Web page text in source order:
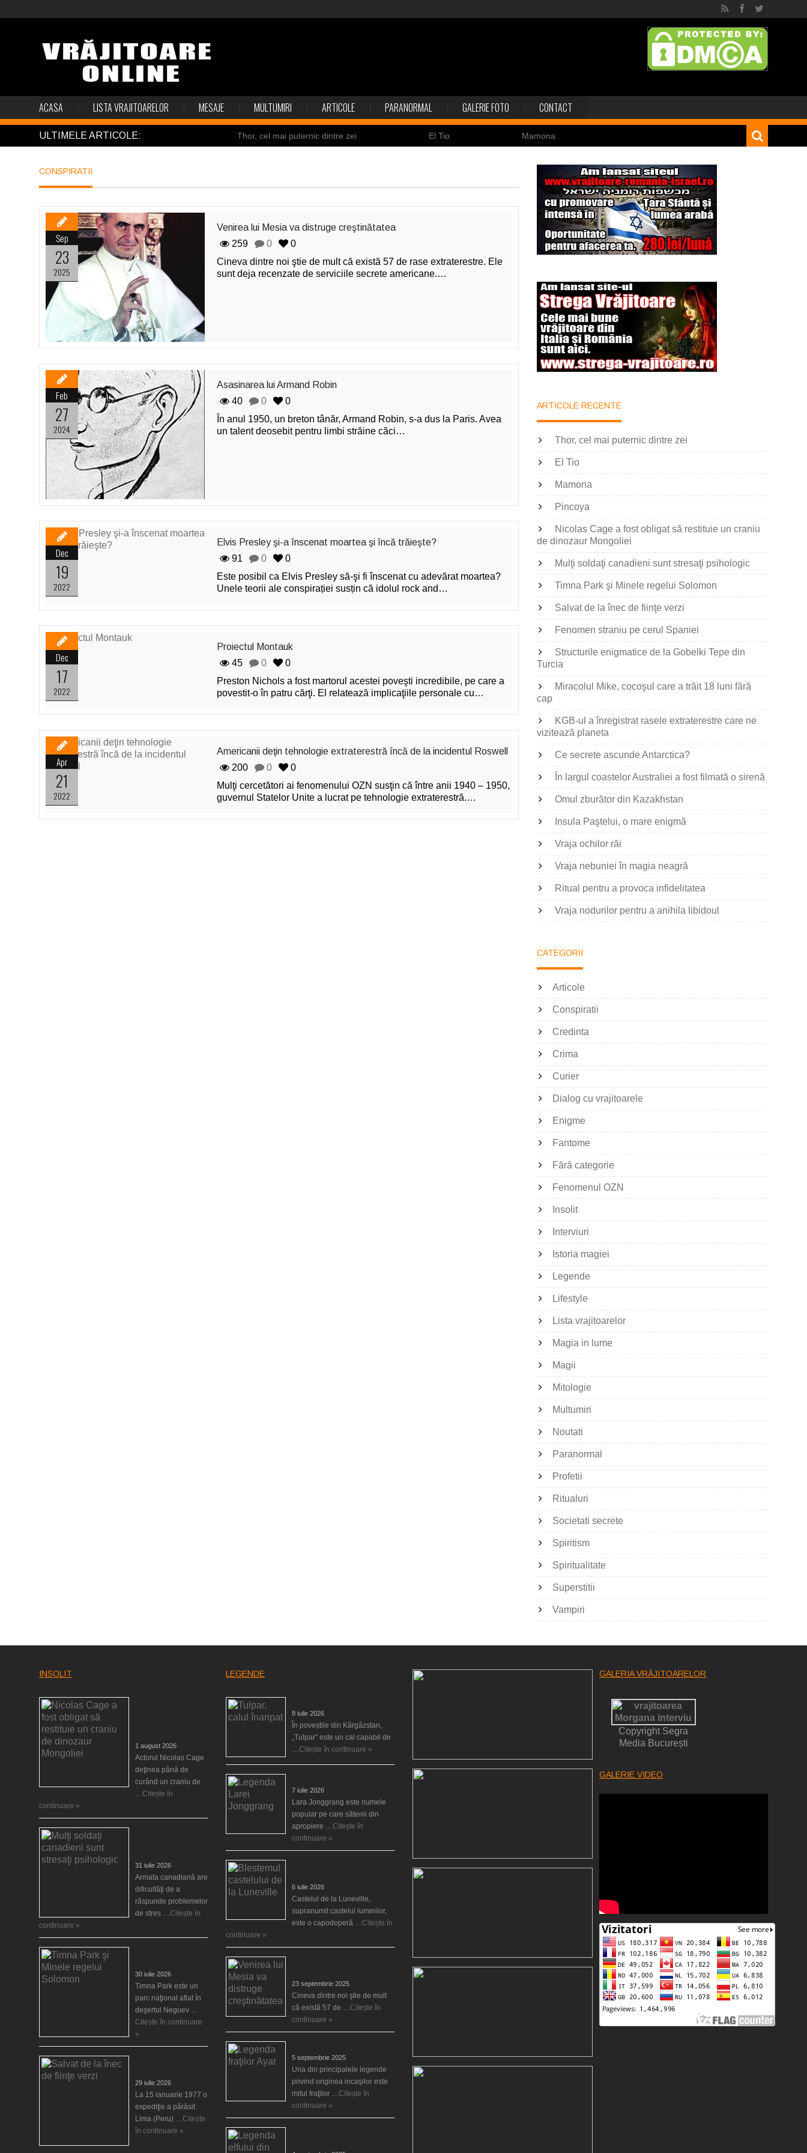
ACASA LISTA VRAJITOARELOR MESAJE MULTUMIRI ARTICOLE PARANORMAL GALERIE FOTO CONTACT
ULTIMELE ARTICOLE: Thor, cel mai puternic dintre zei El Tio Mamona
Timna Park şi Minele regelui Solomon
Fenomen straniu pe cerul Spaniei
Structurile enigmatice de la Gobelki Tepe din Turcia
CONSPIRATII
Sep
23
2025
Venirea lui Mesia va distruge creştinătatea
259
0
0
Cineva dintre noi ştie de mult că există 57 de rase extraterestre. Ele
sunt deja recenzate de serviciile secrete americane.…
Feb
27
2024
Asasinarea lui Armand Robin
40
0
0
În anul 1950, un breton tânăr, Armand Robin, s-a dus la Paris. Avea
un talent deosebit pentru limbi străine căci…
Dec
19
2022
Elvis Presley şi-a înscenat moartea şi încă trăieşte?
91
0
0
Este posibil ca Elvis Presley să-şi fi înscenat cu adevărat moartea?
Unele teorii ale conspirației susțin că idolul rock and…
Dec
17
2022
Proiectul Montauk
45
0
0
Preston Nichols a fost martorul acestei poveşti incredibile, pe care a
povestit-o în patru cărţi. El relatează implicaţiile personale cu…
Apr
21
2022
Americanii deţin tehnologie extraterestră încă de la incidentul Roswell
200
0
0
Mulţi cercetători ai fenomenului OZN susţin că între anii 1940 – 1950,
guvernul Statelor Unite a lucrat pe tehnologie extraterestră.…
ARTICOLE RECENTE
Thor, cel mai puternic dintre zei
El Tio
Mamona
Pincoya
Nicolas Cage a fost obligat să restituie un craniu
de dinozaur Mongoliei
Mulţi soldaţi canadieni sunt stresaţi psihologic
Timna Park şi Minele regelui Solomon
Salvat de la înec de fiinţe verzi
Fenomen straniu pe cerul Spaniei
Structurile enigmatice de la Gobelki Tepe din
Turcia
Miracolul Mike, cocoşul care a trăit 18 luni fără
cap
KGB-ul a înregistrat rasele extraterestre care ne
vizitează planeta
Ce secrete ascunde Antarctica?
În largul coastelor Australiei a fost filmată o sirenă
Omul zburător din Kazakhstan
Insula Paştelui, o mare enigmă
Vraja ochilor răi
Vraja nebuniei în magia neagră
Ritual pentru a provoca infidelitatea
Vraja nodurilor pentru a anihila libidoul
CATEGORII
Articole
Conspiratii
Credinta
Crima
Curier
Dialog cu vrajitoarele
Enigme
Fantome
Fără categorie
Fenomenul OZN
Insolit
Interviuri
Istoria magiei
Legende
Lifestyle
Lista vrajitoarelor
Magia in lume
Magii
Mitologie
Multumiri
Noutati
Paranormal
Profetii
Ritualuri
Societati secrete
Spiritism
Spiritualitate
Superstitii
Vampiri
INSOLIT
1 august 2026
Actorul Nicolas Cage
deţinea până de
curând un craniu de
…Citește în
continuare »
31 iulie 2026
Armata canadiană are
dificultăţi de a
răspunde problemelor
de stres …Citește în
continuare »
30 iulie 2026
Timna Park este un
parc naţional aflat în
deşertul Neguev …
Citește în continuare
»
29 iulie 2026
La 15 ianuarie 1977 o
expediţie a părăsit
Lima (Peru) …Citește
în continuare »
LEGENDE
8 iulie 2026
În poveștile din Kârgâzstan,
„Tulpar” este un cal capabil de
…Citește în continuare »
7 iulie 2026
Lara Jonggrang este numele
popular pe care sătenii din
apropiere …Citește în
continuare »
6 iulie 2026
Castelul de la Luneville,
supranumit castelul luminilor,
este o capodoperă …Citește în
continuare »
23 septembrie 2025
Cineva dintre noi ştie de mult
că există 57 de …Citește în
continuare »
5 septembrie 2025
Una din principalele legende
privind originea incaşilor este
mitul fraţilor …Citește în
continuare »
GALERIA VRĂJITOARELOR
Copyright Segra
Media București
GALERIE VIDEO